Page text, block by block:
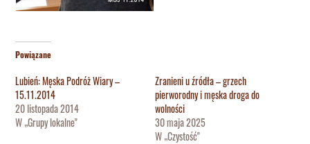
Powiązane
Lubień: Męska Podróż Wiary –
15.11.2014
20 listopada 2014
W „Grupy lokalne"
Zranieni u źródła – grzech
pierworodny i męska droga do
wolności
30 maja 2025
W „Czystość"